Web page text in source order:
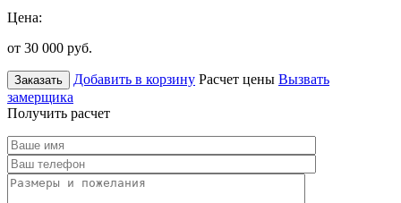
Цена:
от 30 000 руб.
Заказать Добавить в корзину Расчет цены Вызвать
замерщика
Получить расчет